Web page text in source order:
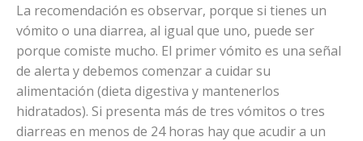
La recomendación es observar, porque si tienes un
vómito o una diarrea, al igual que uno, puede ser
porque comiste mucho. El primer vómito es una señal
de alerta y debemos comenzar a cuidar su
alimentación (dieta digestiva y mantenerlos
hidratados). Si presenta más de tres vómitos o tres
diarreas en menos de 24 horas hay que acudir a un